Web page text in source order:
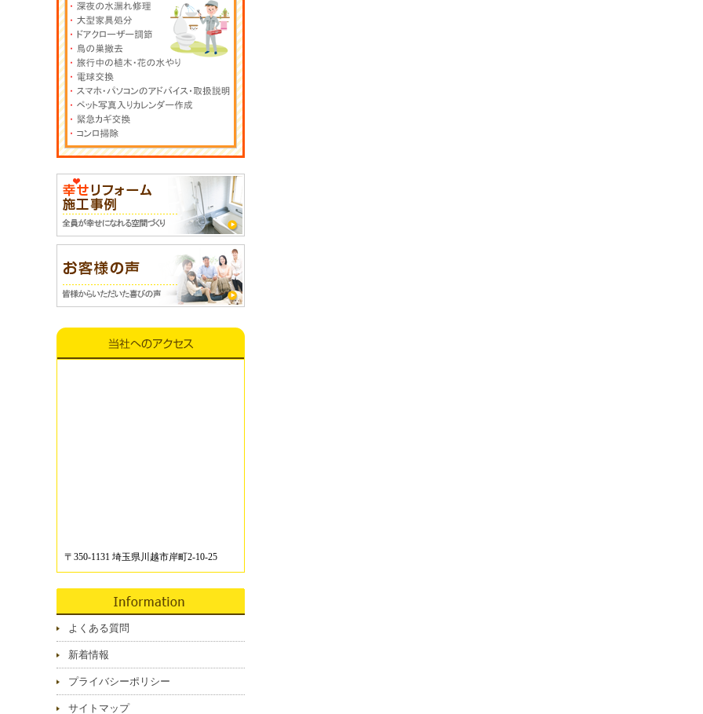
〒350-1131 埼玉県川越市岸町2-10-25
よくある質問
新着情報
プライバシーポリシー
サイトマップ